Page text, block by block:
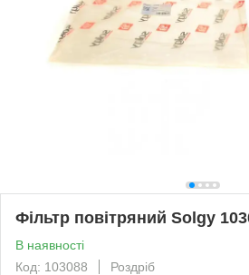
Фільтр повітряний Solgy
В наявності
Код: 103088
Роздріб